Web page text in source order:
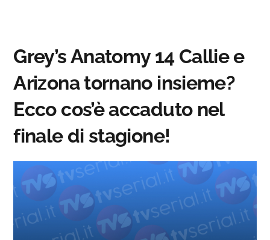
Grey’s Anatomy 14 Callie e
Arizona tornano insieme?
Ecco cos’è accaduto nel
finale di stagione!